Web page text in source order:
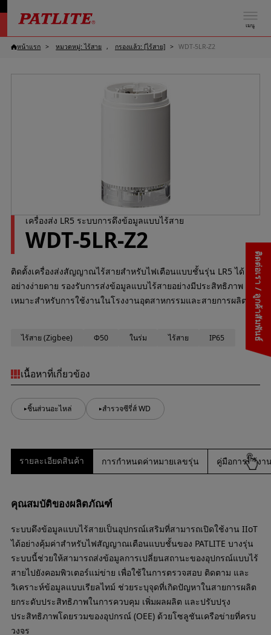
เมนู
ติดต่อเรา / ลูกค้าสัมพันธ์
หน้าแรก หมวดหมู่: ไร้สาย กรองแล้ว: [ไร้สาย] WDT-5LR-Z2
เครื่องส่ง LR5 ระบบการดึงข้อมูลแบบไร้สาย
WDT-5LR-Z2
ติดตั้งเครื่องส่งสัญญาณไร้สายสำหรับไฟเตือนแบบชั้นรุ่น LR5 ได้
อย่างง่ายดาย รองรับการส่งข้อมูลแบบไร้สายอย่างมีประสิทธิภาพ
เหมาะสำหรับการใช้งานในโรงงานอุตสาหกรรมและสายการผลิต
ไร้สาย (Zigbee) Φ50 ในร่ม ไร้สาย IP65
เนื้อหาที่เกี่ยวข้อง
ชิ้นส่วนอะไหล่ สำรวจซีรี่ส์ WD
รายละเอียดสินค้า การกำหนดค่าหมายเลขรุ่น คู่มือการใช้งา
คุณสมบัติของผลิตภัณฑ์
ระบบดึงข้อมูลแบบไร้สายเป็นอุปกรณ์เสริมที่สามารถเปิดใช้งาน IIoT
ได้อย่างคุ้มค่าสำหรับไฟสัญญาณเตือนแบบชั้นของ PATLITE บางรุ่น
ระบบนี้ช่วยให้สามารถส่งข้อมูลการเปลี่ยนสถานะของอุปกรณ์แบบไร้
สายไปยังคอมพิวเตอร์แม่ข่าย เพื่อใช้ในการตรวจสอบ ติดตาม และ
วิเคราะห์ข้อมูลแบบเรียลไทม์ ช่วยระบุจุดที่เกิดปัญหาในสายการผลิต
ยกระดับประสิทธิภาพในการควบคุม เพิ่มผลผลิต และปรับปรุง
ประสิทธิภาพโดยรวมของอุปกรณ์ (OEE) ด้วยโซลูชันเครือข่ายที่ครบ
วงจร